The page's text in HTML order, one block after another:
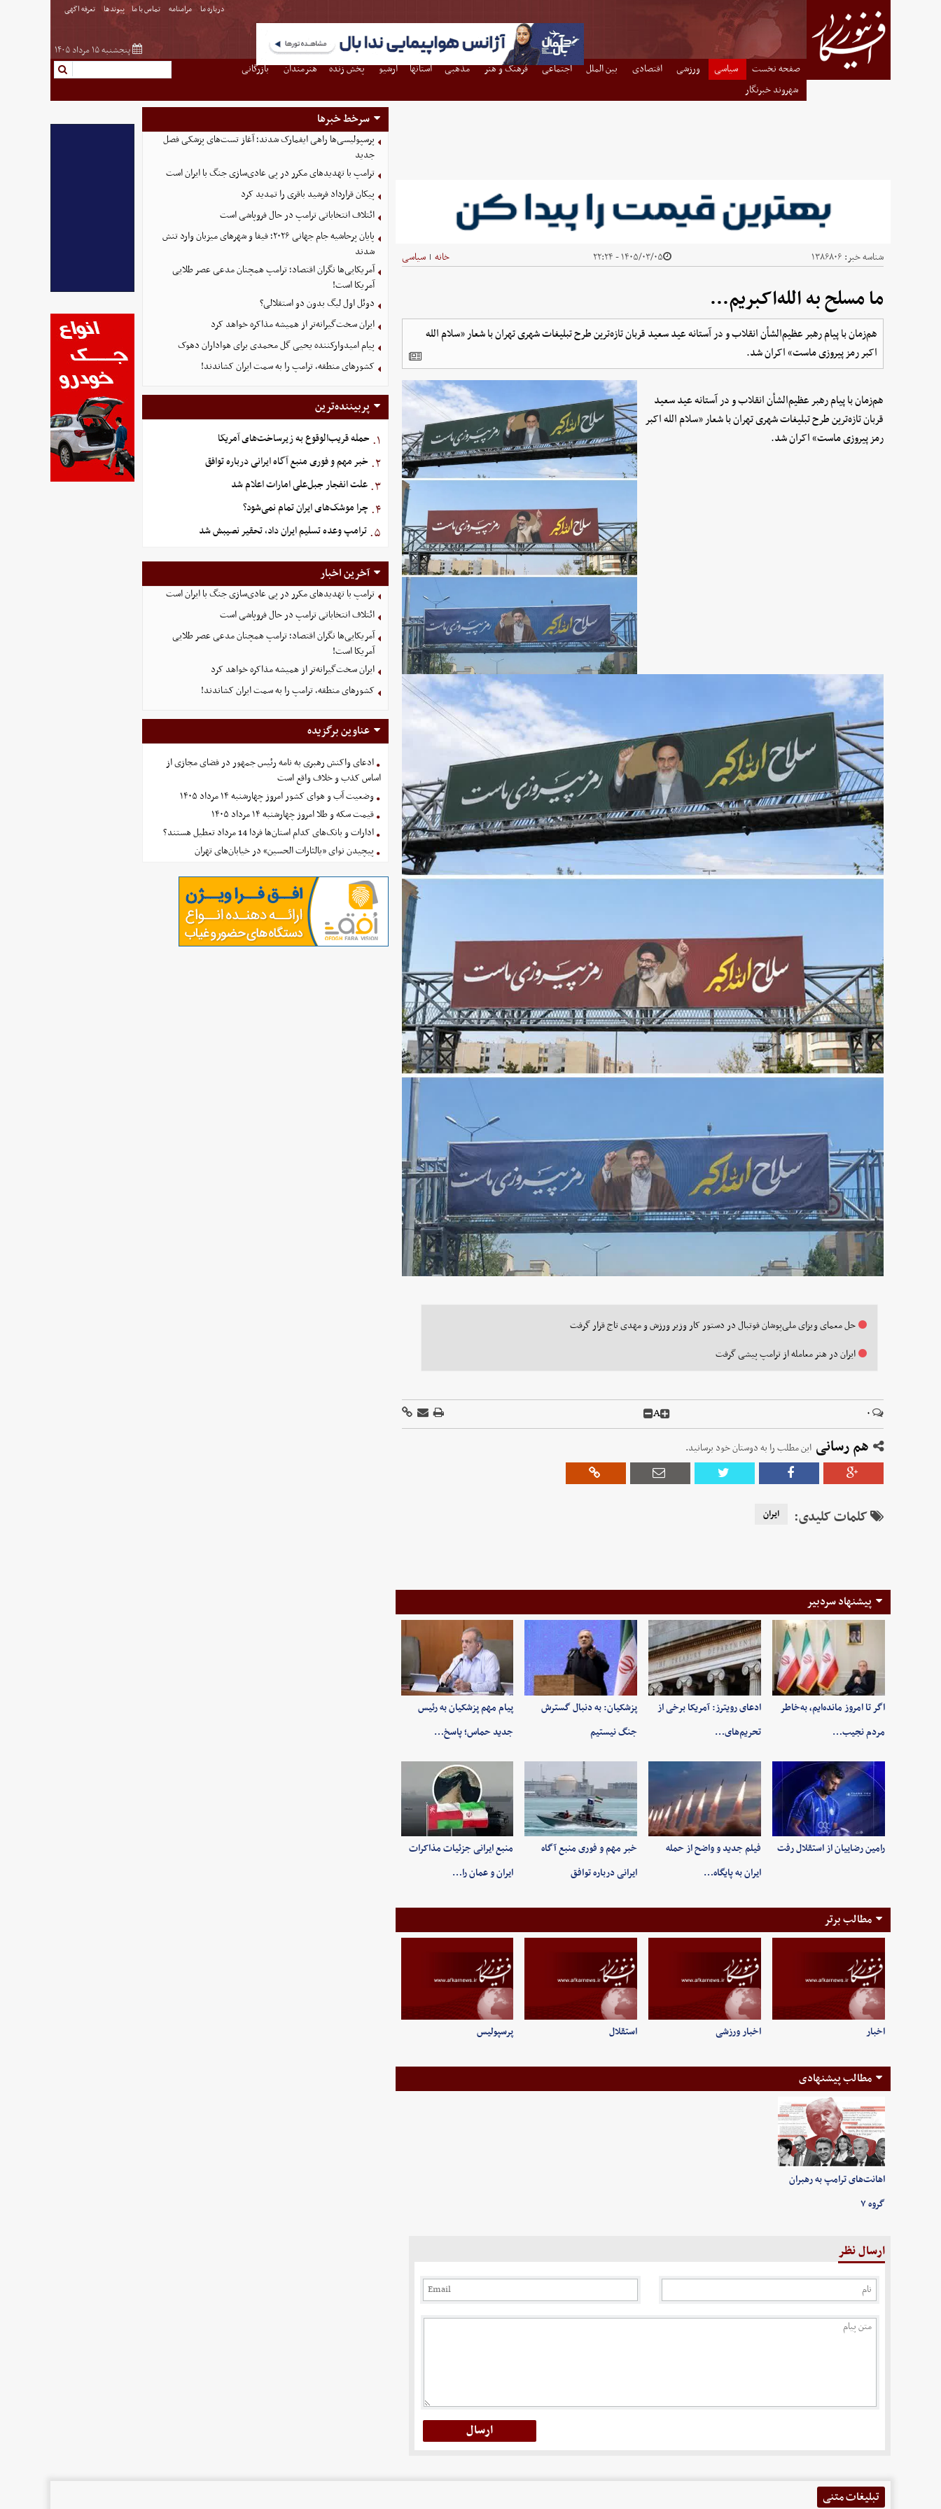
درباره ما مرامنامه تماس با ما پیوندها تعرفه اگهی
پنجشنبه ۱۵ مرداد ۱۴۰۵
صفحه نخست سیاسی ورزشی اقتصادی بین الملل اجتماعی فرهنگ و هنر مذهبی استانها آرشیو پخش زنده هنرمندان
بازرگانی
شهروند خبرنگار
شناسه خبر: ۱۳۸۶۸۰۶ ۱۴۰۵/۰۳/۰۵ - ۲۲:۲۴ خانه | سیاسی
ما مسلح به الله‌اکبریم...
هم‌زمان با پیام رهبر عظیم‌الشأن انقلاب و در آستانه عید سعید قربان تازه‌ترین طرح تبلیغات شهری تهران با شعار «سلام الله
اکبر رمز پیروزی ماست» اکران شد.
هم‌زمان با پیام رهبر عظیم‌الشأن انقلاب و در آستانه عید سعید
قربان تازه‌ترین طرح تبلیغات شهری تهران با شعار «سلام الله اکبر
رمز پیروزی ماست» اکران شد.
حل معمای ویزای ملی‌پوشان فوتبال در دستور کار وزیر ورزش و مهدی تاج قرار گرفت
ایران در هنر معامله از ترامپ پیشی گرفت
۰ A
هم رسانی این مطلب را به دوستان خود برسانید.
کلمات کلیدی: ایران
پیشنهاد سردبیر
اگر تا امروز مانده‌ایم، به‌خاطر
مردم نجیب…
ادعای رویترز: آمریکا برخی از
تحریم‌های…
پزشکیان: به‌ دنبال گسترش
جنگ نیستیم
پیام مهم پزشکیان به رئیس
جدید حماس؛ پاسخ…
رامین رضاییان از استقلال رفت
فیلم جدید و واضح از حمله
ایران به پایگاه…
خبر مهم و فوری منبع آگاه
ایرانی درباره توافق
منبع ایرانی جزئیات مذاکرات
ایران و عمان را…
مطالب برتر
اخبار اخبار ورزشی استقلال پرسپولیس
مطالب پیشنهادی
اهانت‌های ترامپ به رهبران
گروه ۷
ارسال نظر
سرخط خبرها
پرسپولیسی‌ها راهی ایفمارک شدند؛ آغاز تست‌های پزشکی فصل
جدید
ترامپ با تهدیدهای مکرر در پی عادی‌سازی جنگ با ایران است
پیکان قرارداد فرشید باقری را تمدید کرد
ائتلاف انتخاباتی ترامپ در حال فروپاشی است
پایان پرحاشیه جام جهانی ۲۰۲۶؛ فیفا و شهرهای میزبان وارد تنش
شدند
آمریکایی‌ها نگران اقتصاد؛ ترامپ همچنان مدعی عصر طلایی
آمریکا است!
دوئل اول لیگ بدون دو استقلالی؟
ایران سخت‌گیرانه‌تر از همیشه مذاکره خواهد کرد
پیام امیدوارکننده یحیی گل محمدی برای هواداران دهوک
کشورهای منطقه، ترامپ را به سمت ایران کشاندند!
پربیننده‌ترین
۱. حمله قریب‌الوقوع به زیرساخت‌های آمریکا
۲. خبر مهم و فوری منبع آگاه ایرانی درباره توافق
۳. علت انفجار جبل‌علی امارات اعلام شد
۴. چرا موشک‌های ایران تمام نمی‌شود؟
۵. ترامپ وعده تسلیم ایران داد، تحقیر نصیبش شد
آخرین اخبار
ترامپ با تهدیدهای مکرر در پی عادی‌سازی جنگ با ایران است
ائتلاف انتخاباتی ترامپ در حال فروپاشی است
آمریکایی‌ها نگران اقتصاد؛ ترامپ همچنان مدعی عصر طلایی
آمریکا است!
ایران سخت‌گیرانه‌تر از همیشه مذاکره خواهد کرد
کشورهای منطقه، ترامپ را به سمت ایران کشاندند!
عناوین برگزیده
ادعای واکنش رهبری به نامه رئیس جمهور در فضای مجازی از
اساس کذب و خلاف واقع است
وضعیت آب و هوای کشور امروز چهارشنبه ۱۴ مرداد ۱۴۰۵
قیمت سکه و طلا امروز چهارشنبه ۱۴ مرداد ۱۴۰۵
ادارات و بانک‌های کدام استان‌ها فردا 14 مرداد تعطیل هستند؟
پیچیدن نوای «یالثارات الحسین» در خیابان‌های تهران
تبلیغات متنی